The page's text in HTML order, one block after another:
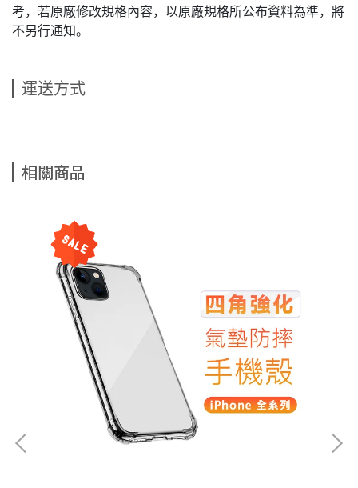
考，若原廠修改規格內容，以原廠規格所公布資料為準，將
不另行通知。
運送方式
相關商品